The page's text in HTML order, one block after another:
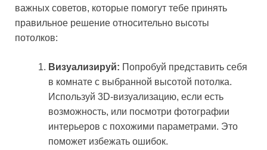
важных советов, которые помогут тебе принять
правильное решение относительно высоты
потолков:
Визуализируй: Попробуй представить себя
в комнате с выбранной высотой потолка.
Используй 3D-визуализацию, если есть
возможность, или посмотри фотографии
интерьеров с похожими параметрами. Это
поможет избежать ошибок.